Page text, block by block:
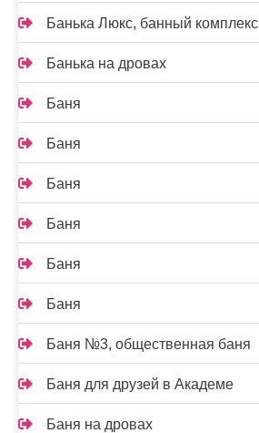
Банька Люкс, банный комплекс
Банька на дровах
Баня
Баня
Баня
Баня
Баня
Баня
Баня №3, общественная баня
Баня для друзей в Академе
Баня на дровах